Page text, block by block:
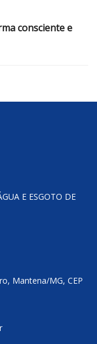
consciente e
E ESGOTO DE
Mantena/MG, CEP